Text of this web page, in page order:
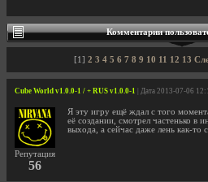
Комментарии
[1] 2 3 4 5 6 7 8 9 10 11 12 13
Cube World v1.0.0-1 / + RUS v1.0.0-1 | Дата 2013-07-06
Репутация
56
Я эту игру ещё ждал с того
её создании, смотрел частенько в
выхода, а сейчас даже лень как-то